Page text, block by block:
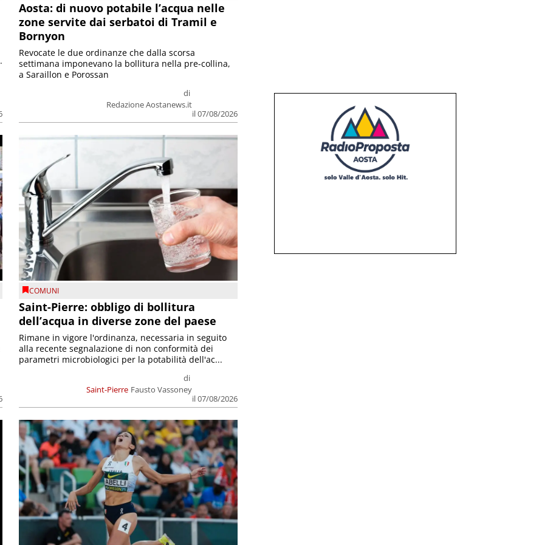
Aosta: di nuovo potabile l’acqua nelle
zone servite dai serbatoi di Tramil e
Bornyon
di
Redazione Aostanews.it
il 07/08/2026
Revocate le due ordinanze che dalla scorsa
settimana imponevano la bollitura nella pre-collina,
a Saraillon e Porossan
COMUNI
Saint-Pierre: obbligo di bollitura
dell’acqua in diverse zone del paese
Saint-Pierre
di
Fausto Vassoney
il 07/08/2026
Rimane in vigore l'ordinanza, necessaria in seguito
alla recente segnalazione di non conformità dei
parametri microbiologici per la potabilità dell'ac...